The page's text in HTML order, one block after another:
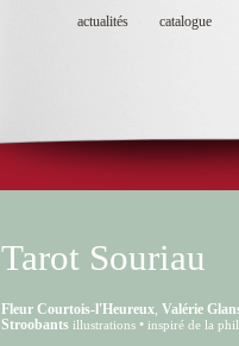
actualités catalogue
Tarot Souriau
Fleur Courtois-l'Heureux, Valérie
Stroobants illustrations • inspiré de la